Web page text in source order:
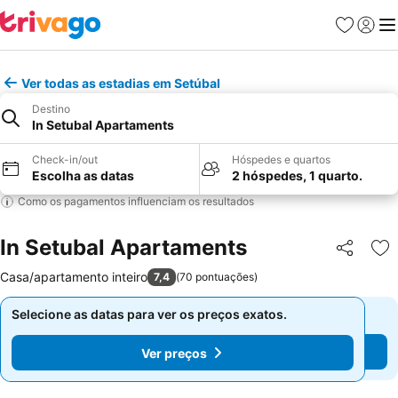
Favoritos
Iniciar
Ver todas as estadias em Setúbal
Destino
In Setubal Apartaments
Check-in/out
Escolha as datas
Hóspedes e quartos
2 hóspedes, 1 quarto.
Como os pagamentos influenciam os resultados
In Setubal Apartaments Partilhar
Casa/apartamento inteiro 7,4 (70 pontuações)
Selecione as datas para ver os preços exatos.
Ver preços
Selecione as datas para ver os preços exatos.
Ver preços